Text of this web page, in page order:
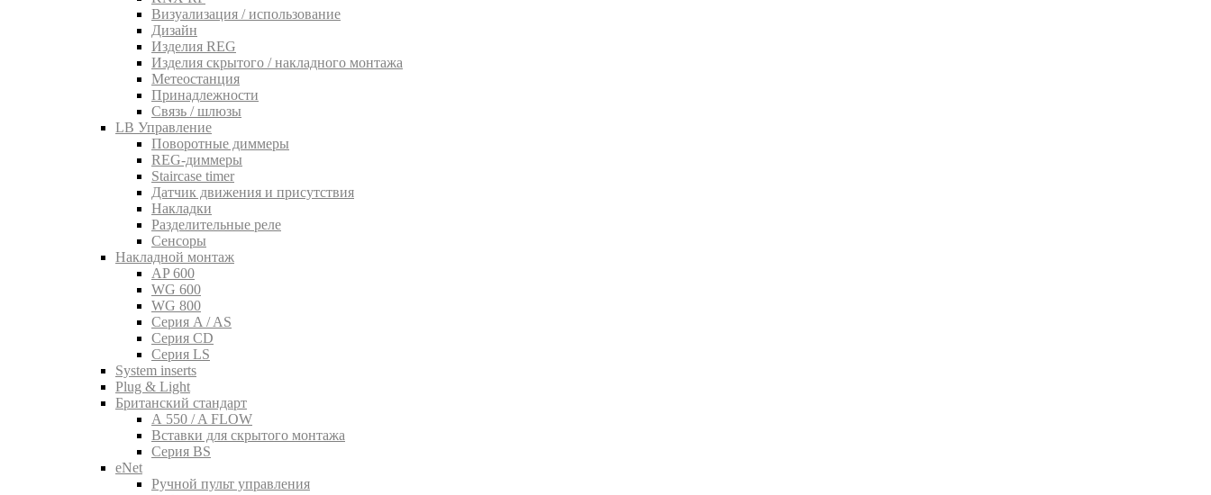
Визуализация / использование
Дизайн
Изделия REG
Изделия скрытого / накладного монтажа
Метеостанция
Принадлежности
Связь / шлюзы
LB Управление
Поворотные диммеры
REG-диммеры
Staircase timer
Датчик движения и присутствия
Накладки
Разделительные реле
Сенсоры
Накладной монтаж
AP 600
WG 600
WG 800
Серия A / AS
Серия CD
Серия LS
System inserts
Plug & Light
Британский стандарт
A 550 / A FLOW
Вставки для скрытого монтажа
Серия BS
eNet
Pучной пульт управления